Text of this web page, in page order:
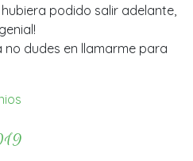
podido salir adelante,
no dudes en llamarme para